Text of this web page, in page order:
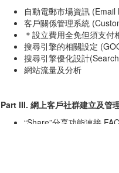
自動電郵市場資訊
客戶關係管理系統
＊設立費用全免但須支付
搜尋引擎的相關設定
搜尋引擎優化設計
網站流量及分析
Part III. 網上客戶社群建立及管
“Share”分享功能連接